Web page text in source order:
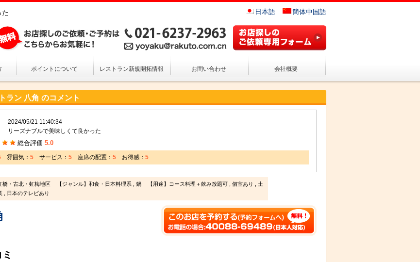
日本語 簡体中国語
た
ポイントについて レストラン新規開拓情報 お問い合わせ 会社概要
ラン 八角 のコメント
2024/05/21 11:40:34
リーズナブルで美味しくて良かった
総合評価 5.0
雰囲気： 5 サービス： 5 座席の配置： 5 お得感： 5
橋・古北・虹梅地区 【ジャンル】和食・日本料理系 , 鍋
【用途】コース料理＋飲み放題可 , 個室あり , 土
, 日本のテレビあり